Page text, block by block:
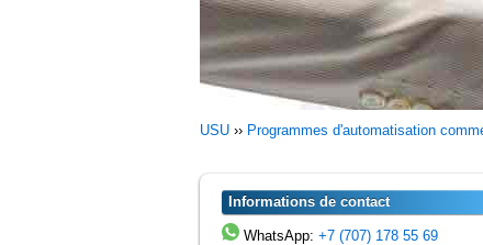
USU ›› Programmes d'automatisation
Informations de contact
WhatsApp: +7 (707) 178 55 69